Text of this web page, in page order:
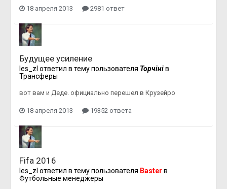
18 апреля 2013 2981 ответ
Будущее усиление
les_zl ответил в тему пользователя Topчiнiв
Трансферы
вот вам и Деде. официально перешел в Крузейро
18 апреля 2013 19352 ответа
Fifa 2016
les_zl ответил в тему пользователя Baster в
Футбольные менеджеры